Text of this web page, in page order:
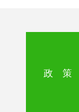
政 策